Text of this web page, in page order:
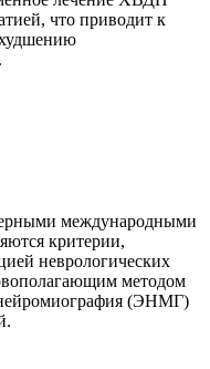
что приводит к
международными
критерии,
неврологических
методом
(ЭНМГ)